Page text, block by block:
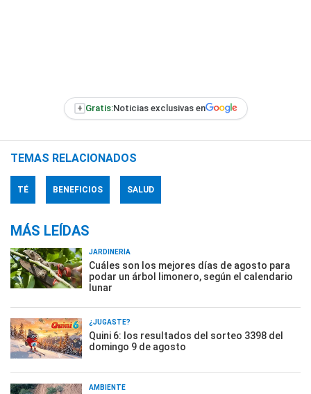
+ Gratis:Noticias exclusivas en
TEMAS RELACIONADOS
TÉ BENEFICIOS SALUD
MÁS LEÍDAS
JARDINERÍA
Cuáles son los mejores días de agosto para
podar un árbol limonero, según el calendario
lunar
¿JUGASTE?
Quini 6: los resultados del sorteo 3398 del
domingo 9 de agosto
AMBIENTE